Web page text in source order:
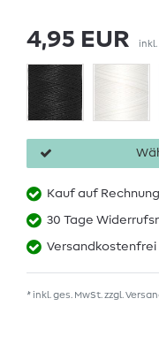
4,95 EUR inkl.
Kauf auf Rechnung
30 Tage
Versandkostenfrei
* inkl. ges. MwSt. zzgl.